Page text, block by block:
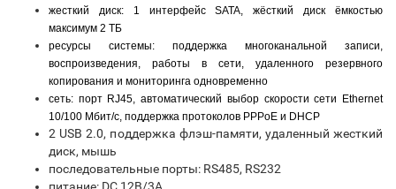
жесткий диск: 1 интерфейс SATA, жёсткий диск ёмкостью
максимум 2 ТБ
ресурсы системы: поддержка многоканальной записи,
воспроизведения, работы в сети, удаленного резервного
копирования и мониторинга одновременно
сеть: порт RJ45, автоматический выбор скорости сети Ethernet
10/100 Мбит/с, поддержка протоколов PPPoE и DHCP
2 USB 2.0, поддержка флэш-памяти, удаленный жесткий
диск, мышь
последовательные порты: RS485, RS232